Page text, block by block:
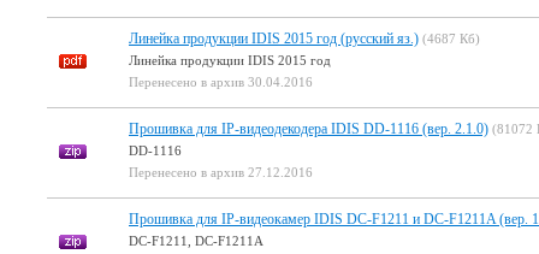
Линейка продукции IDIS 2015 год (русский яз.) (4687 Кб)
Линейка продукции IDIS 2015 год
Перенесено в архив 30.04.2016
Прошивка для IP-видеодекодера IDIS DD-1116 (вер. 2.1.0) (81072
DD-1116
Перенесено в архив 27.12.2016
Прошивка для IP-видеокамер IDIS DC-F1211 и DC-F1211A (вер.
DC-F1211, DC-F1211A